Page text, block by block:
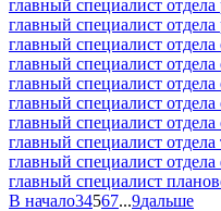
главный специалист отдела
главный специалист
главный специалист
главный специалист
главный специалист
главный специалист отдела
главный специалист отдела
главный специалист
главный специалист
главный специалист
В начало34567...9дальше